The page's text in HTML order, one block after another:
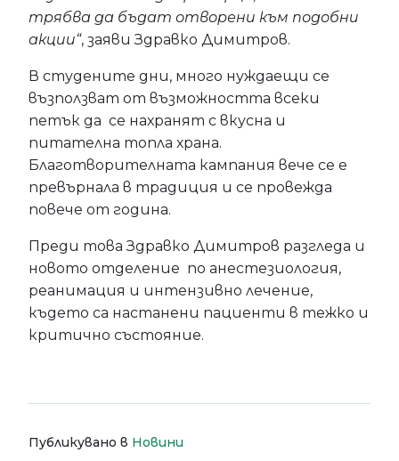
трябва да бъдат отворени към подобни
акции“, заяви Здравко Димитров.
В студените дни, много нуждаещи се
възползват от възможността всеки
петък да се нахранят с вкусна и
питателна топла храна.
Благотворителната кампания вече се е
превърнала в традиция и се провежда
повече от година.
Преди това Здравко Димитров разгледа и
новото отделение по анестезиология,
реанимация и интензивно лечение,
където са настанени пациенти в тежко и
критично състояние.
Публикувано в Новини